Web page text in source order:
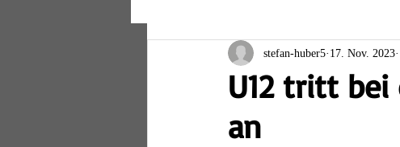
U12 tritt bei
an
stefan-huber5 17. Nov. 2023